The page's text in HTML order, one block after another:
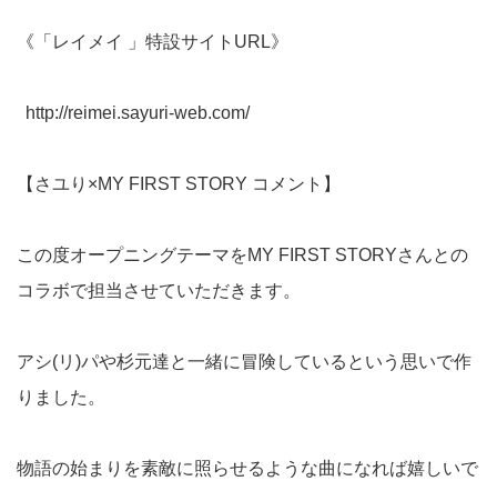
《「レイメイ 」特設サイトURL》
http://reimei.sayuri-web.com/
【さユり×MY FIRST STORY コメント】
この度オープニングテーマをMY FIRST STORYさんとの
コラボで担当させていただきます。
アシ(リ)パや杉元達と一緒に冒険しているという思いで作
りました。
物語の始まりを素敵に照らせるような曲になれば嬉しいで